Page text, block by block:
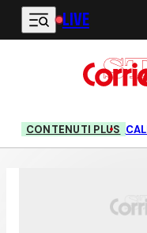
Vai al contenuto principale
LIVE
CONTENUTI PLUS